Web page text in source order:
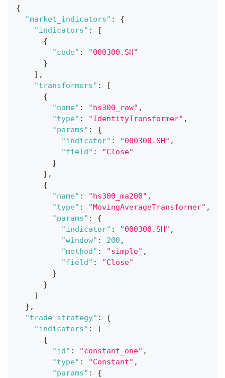
{
"market_indicators" :
{
"indicators" :
[
{
"code" :
"000300.SH"
}
] ,
"transformers" :
[
{
"name" : "hs300_raw" ,
"type" : "IdentityTransformer" ,
"params" :
{
"indicator" : "000300.SH" ,
"field" :
"Close"
}
} ,
{
"name" : "hs300_ma200" ,
"type" : "MovingAverageTransformer" ,
"params" :
{
"indicator" : "000300.SH" ,
"window" : 200 ,
"method" : "simple" ,
"field" :
"Close"
}
}
]
} ,
"trade_strategy" :
{
"indicators" :
[
{
"id" : "constant_one" ,
"type" : "Constant" ,
"params" :
{